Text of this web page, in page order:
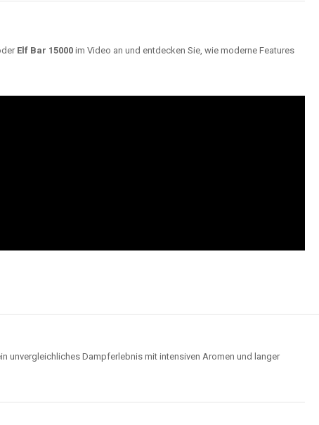
Elf Bar 15000 im Video an und entdecken Sie, wie moderne Features
unvergleichliches Dampferlebnis mit intensiven Aromen und langer